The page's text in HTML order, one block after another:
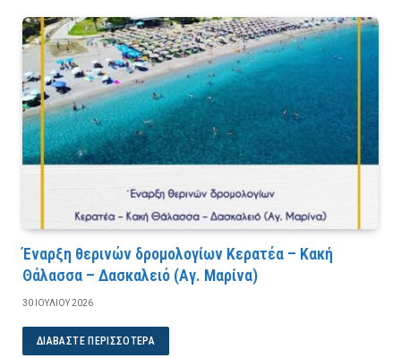
Έναρξη θερινών δρομολογίων Κερατέα – Κακή
Θάλασσα – Δασκαλειό (Αγ. Μαρίνα)
30 ΙΟΥΛΊΟΥ 2026
ΔΙΑΒΆΣΤΕ ΠΕΡΙΣΣΌΤΕΡΑ